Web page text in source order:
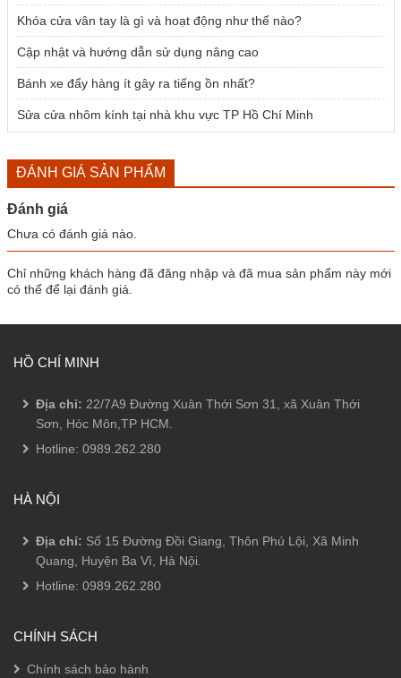
Khóa cửa vân tay là gì và hoạt động như thế nào?
Cập nhật và hướng dẫn sử dụng nâng cao
Bánh xe đẩy hàng ít gây ra tiếng ồn nhất?
Sửa cửa nhôm kính tại nhà khu vực TP Hồ Chí Minh
ĐÁNH GIÁ SẢN PHẨM
Đánh giá
Chưa có đánh giá nào.
Chỉ những khách hàng đã đăng nhập và đã mua sản phẩm này mới
có thể để lại đánh giá.
HỒ CHÍ MINH
Địa chỉ: 22/7A9 Đường Xuân Thới Sơn 31, xã Xuân Thới
Sơn, Hóc Môn,TP HCM.
Hotline: 0989.262.280
HÀ NỘI
Địa chỉ: Số 15 Đường Đồi Giang, Thôn Phú Lội, Xã Minh
Quang, Huyện Ba Vì, Hà Nội.
Hotline: 0989.262.280
CHÍNH SÁCH
Chính sách bảo hành